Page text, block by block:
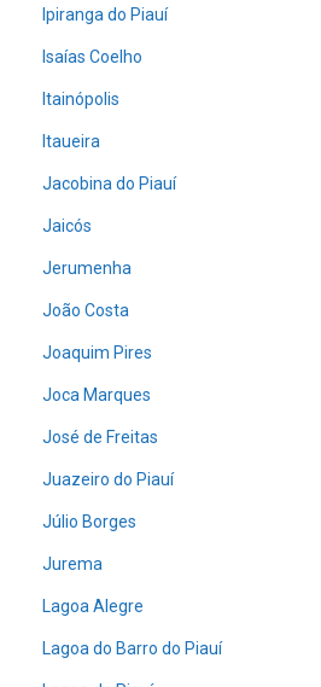
Ipiranga do Piauí
Isaías Coelho
Itainópolis
Itaueira
Jacobina do Piauí
Jaicós
Jerumenha
João Costa
Joaquim Pires
Joca Marques
José de Freitas
Juazeiro do Piauí
Júlio Borges
Jurema
Lagoa Alegre
Lagoa do Barro do Piauí